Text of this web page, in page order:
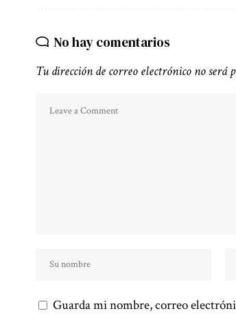
No hay comentarios
Tu dirección de correo electrónico no será
Guarda mi nombre, correo